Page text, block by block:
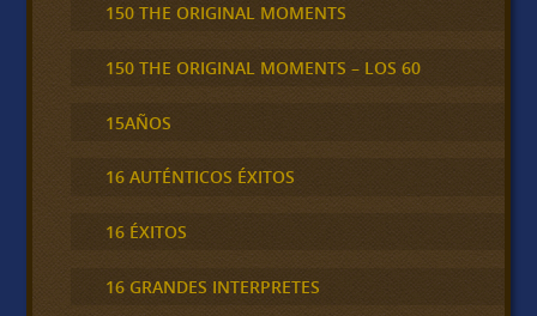
150 THE ORIGINAL MOMENTS
150 THE ORIGINAL MOMENTS – LOS 60
15AÑOS
16 AUTÉNTICOS ÉXITOS
16 ÉXITOS
16 GRANDES INTERPRETES